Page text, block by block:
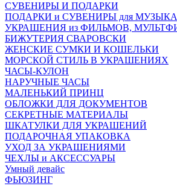
СУВЕНИРЫ И ПОДАРКИ
ПОДАРКИ и СУВЕНИРЫ для
УКРАШЕНИЯ из ФИЛЬМОВ,
БИЖУТЕРИЯ СВАРОВСКИ
ЖЕНСКИЕ СУМКИ И КОШЕЛЬКИ
МОРСКОЙ СТИЛЬ В УКРАШЕНИЯХ
ЧАСЫ-КУЛОН
НАРУЧНЫЕ ЧАСЫ
МАЛЕНЬКИЙ ПРИНЦ
ОБЛОЖКИ ДЛЯ ДОКУМЕНТОВ
СЕКРЕТНЫЕ МАТЕРИАЛЫ
ШКАТУЛКИ ДЛЯ УКРАШЕНИЙ
ПОДАРОЧНАЯ УПАКОВКА
УХОД ЗА УКРАШЕНИЯМИ
ЧEХЛЫ и АКСЕССУАРЫ
Умный девайс
ФЬЮЗИНГ